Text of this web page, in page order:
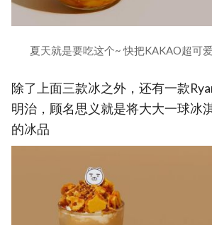
夏天就是要吃这个~ 快把KAKAO超可
除了上面三款冰之外，还有一款
明治，顾名思义就是将大大一球冰
的冰品